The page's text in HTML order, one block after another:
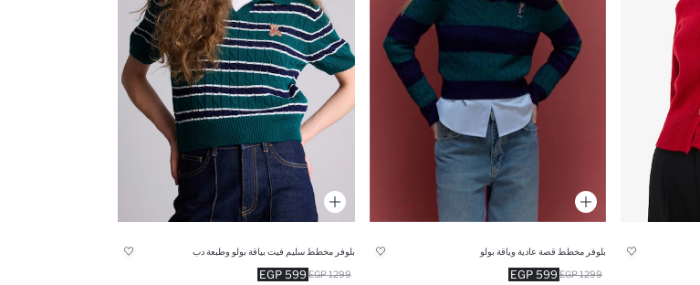
بلوفر مخطط قصة عادية وياقة بولو
599 EGP 1299 EGP
بلوفر مخطط سليم فيت بياقة بولو وطبعة دب
599 EGP 1299 EGP